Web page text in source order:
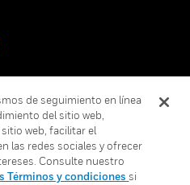
de seguimiento en línea
del sitio web,
web, facilitar el
las redes sociales y ofrecer
Consulte nuestro
Términos y condicionessi